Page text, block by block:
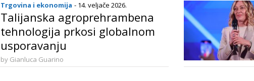
Trgovina i ekonomija - 14. veljače 2026.
Talijanska agroprehrambena
tehnologija prkosi globalnom
usporavanju
by Gianluca Guarino